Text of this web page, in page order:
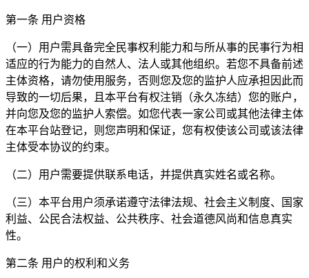
第一条 用户资格
（一）用户需具备完全民事权利能力和与所从事的民事行为相
适应的行为能力的自然人、法人或其他组织。若您不具备前述
主体资格，请勿使用服务，否则您及您的监护人应承担因此而
导致的一切后果，且本平台有权注销（永久冻结）您的账户，
并向您及您的监护人索偿。如您代表一家公司或其他法律主体
在本平台站登记，则您声明和保证，您有权使该公司或该法律
主体受本协议的约束。
（二）用户需要提供联系电话，并提供真实姓名或名称。
（三）本平台用户须承诺遵守法律法规、社会主义制度、国家
利益、公民合法权益、公共秩序、社会道德风尚和信息真实
性。
第二条 用户的权利和义务